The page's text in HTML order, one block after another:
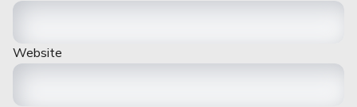
Website